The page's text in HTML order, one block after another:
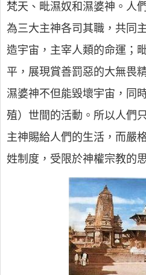
梵天、毗濕奴和濕婆神。人
為三大主神各司其職，共同
造宇宙，主宰人類的命運；
平，展現賞善罰惡的大無畏
濕婆神不但能毀壞宇宙，同
殖）世間的活動。所以人們
主神賜給人們的生活，而嚴
姓制度，受限於神權宗教的